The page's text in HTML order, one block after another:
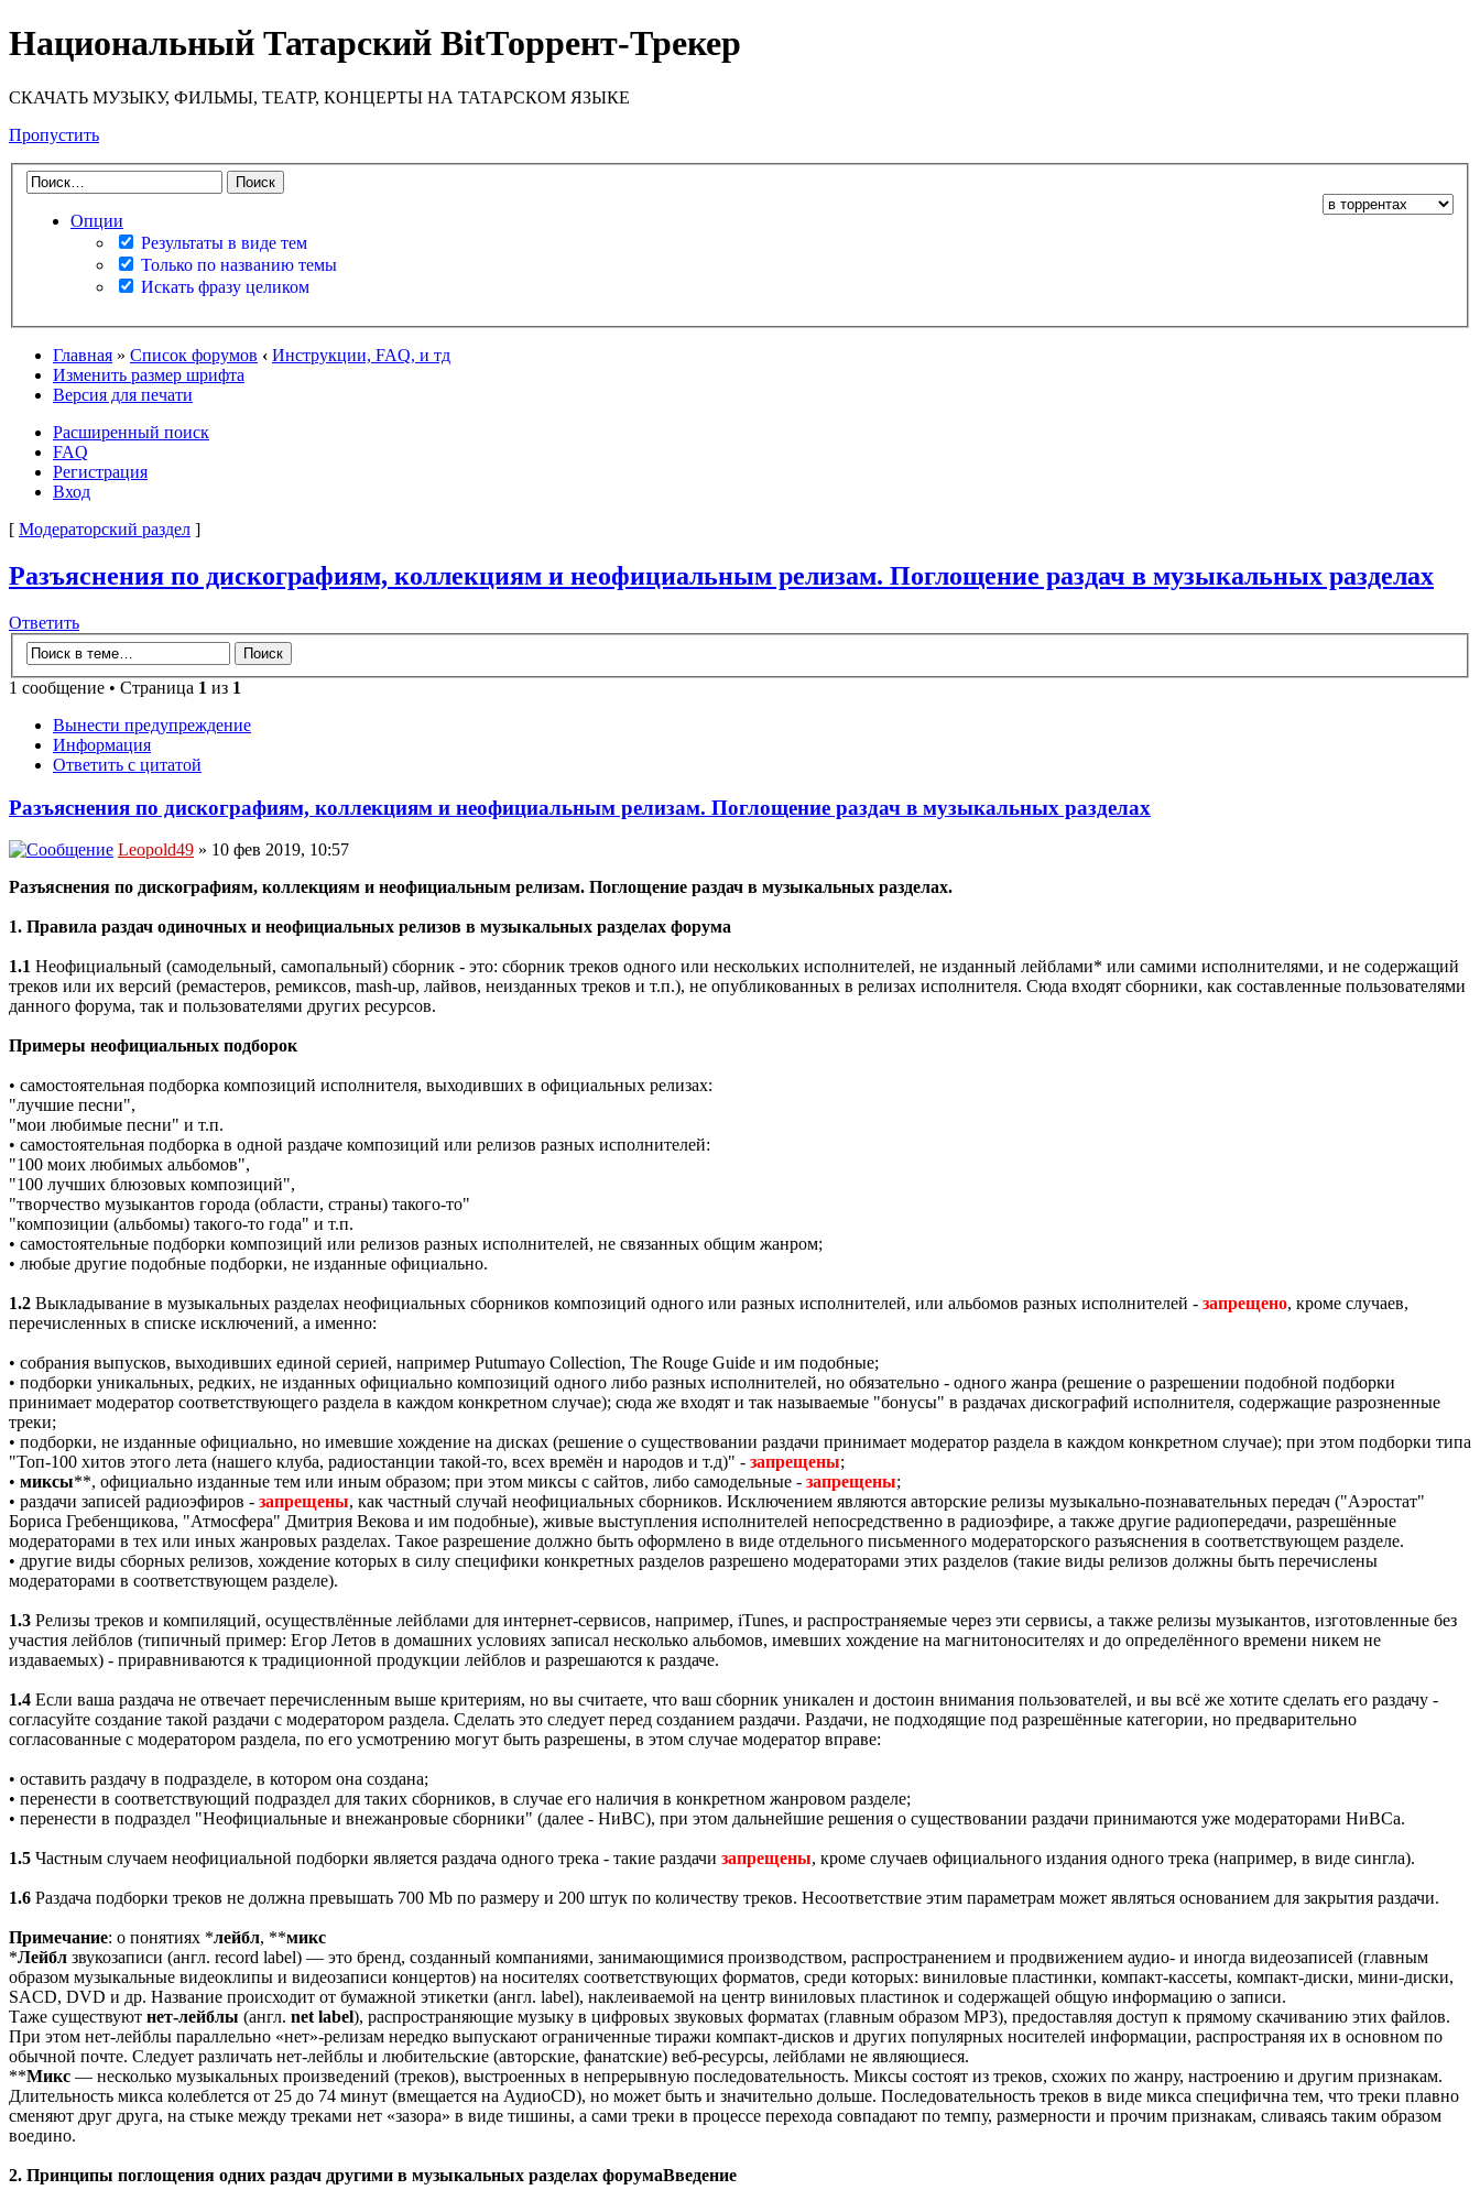
Национальный Татарский BitТоррент-Трекер
СКАЧАТЬ МУЗЫКУ, ФИЛЬМЫ, ТЕАТР, КОНЦЕРТЫ НА ТАТАРСКОМ ЯЗЫКЕ
Пропустить
Опции
Результаты в виде тем
Только по названию темы
Искать фразу целиком
Главная » Список форумов ‹ Инструкции, FAQ, и тд
Изменить размер шрифта
Версия для печати
Расширенный поиск
FAQ
Регистрация
Вход
[ Модераторский раздел ]
Разъяснения по дискографиям, коллекциям и неофициальным релизам. Поглощение раздач в музыкальных разделах
Ответить
1 сообщение • Страница 1 из 1
Вынести предупреждение
Информация
Ответить с цитатой
Разъяснения по дискографиям, коллекциям и неофициальным релизам. Поглощение раздач в музыкальных разделах
Leopold49 » 10 фев 2019, 10:57
Разъяснения по дискографиям, коллекциям и неофициальным релизам. Поглощение раздач в музыкальных разделах.
1. Правила раздач одиночных и неофициальных релизов в музыкальных разделах форума
1.1 Неофициальный (самодельный, самопальный) сборник - это: сборник треков одного или нескольких исполнителей, не изданный лейблами* или самими исполнителями, и не содержащий
треков или их версий (ремастеров, ремиксов, mash-up, лайвов, неизданных треков и т.п.), не опубликованных в релизах исполнителя. Сюда входят сборники, как составленные пользователями
данного форума, так и пользователями других ресурсов.
Примеры неофициальных подборок
• самостоятельная подборка композиций исполнителя, выходивших в официальных релизах:
"лучшие песни",
"мои любимые песни" и т.п.
• самостоятельная подборка в одной раздаче композиций или релизов разных исполнителей:
"100 моих любимых альбомов",
"100 лучших блюзовых композиций",
"творчество музыкантов города (области, страны) такого-то"
"композиции (альбомы) такого-то года" и т.п.
• самостоятельные подборки композиций или релизов разных исполнителей, не связанных общим жанром;
• любые другие подобные подборки, не изданные официально.
1.2 Выкладывание в музыкальных разделах неофициальных сборников композиций одного или разных исполнителей, или альбомов разных исполнителей - запрещено, кроме случаев,
перечисленных в списке исключений, а именно:
• собрания выпусков, выходивших единой серией, например Putumayo Collection, The Rouge Guide и им подобные;
• подборки уникальных, редких, не изданных официально композиций одного либо разных исполнителей, но обязательно - одного жанра (решение о разрешении подобной подборки
принимает модератор соответствующего раздела в каждом конкретном случае); сюда же входят и так называемые "бонусы" в раздачах дискографий исполнителя, содержащие разрозненные
треки;
• подборки, не изданные официально, но имевшие хождение на дисках (решение о существовании раздачи принимает модератор раздела в каждом конкретном случае); при этом подборки типа
"Топ-100 хитов этого лета (нашего клуба, радиостанции такой-то, всех времён и народов и т.д)" - запрещены;
• миксы**, официально изданные тем или иным образом; при этом миксы с сайтов, либо самодельные - запрещены;
• раздачи записей радиоэфиров - запрещены, как частный случай неофициальных сборников. Исключением являются авторские релизы музыкально-познавательных передач ("Аэростат"
Бориса Гребенщикова, "Атмосфера" Дмитрия Векова и им подобные), живые выступления исполнителей непосредственно в радиоэфире, а также другие радиопередачи, разрешённые
модераторами в тех или иных жанровых разделах. Такое разрешение должно быть оформлено в виде отдельного письменного модераторского разъяснения в соответствующем разделе.
• другие виды сборных релизов, хождение которых в силу специфики конкретных разделов разрешено модераторами этих разделов (такие виды релизов должны быть перечислены
модераторами в соответствующем разделе).
1.3 Релизы треков и компиляций, осуществлённые лейблами для интернет-сервисов, например, iTunes, и распространяемые через эти сервисы, а также релизы музыкантов, изготовленные без
участия лейблов (типичный пример: Егор Летов в домашних условиях записал несколько альбомов, имевших хождение на магнитоносителях и до определённого времени никем не
издаваемых) - приравниваются к традиционной продукции лейблов и разрешаются к раздаче.
1.4 Если ваша раздача не отвечает перечисленным выше критериям, но вы считаете, что ваш сборник уникален и достоин внимания пользователей, и вы всё же хотите сделать его раздачу -
согласуйте создание такой раздачи с модератором раздела. Сделать это следует перед созданием раздачи. Раздачи, не подходящие под разрешённые категории, но предварительно
согласованные с модератором раздела, по его усмотрению могут быть разрешены, в этом случае модератор вправе:
• оставить раздачу в подразделе, в котором она создана;
• перенести в соответствующий подраздел для таких сборников, в случае его наличия в конкретном жанровом разделе;
• перенести в подраздел "Неофициальные и внежанровые сборники" (далее - НиВС), при этом дальнейшие решения о существовании раздачи принимаются уже модераторами НиВСа.
1.5 Частным случаем неофициальной подборки является раздача одного трека - такие раздачи запрещены, кроме случаев официального издания одного трека (например, в виде сингла).
1.6 Раздача подборки треков не должна превышать 700 Mb по размеру и 200 штук по количеству треков. Несоответствие этим параметрам может являться основанием для закрытия раздачи.
Примечание: о понятиях *лейбл, **микс
*Лейбл звукозаписи (англ. record label) — это бренд, созданный компаниями, занимающимися производством, распространением и продвижением аудио- и иногда видеозаписей (главным
образом музыкальные видеоклипы и видеозаписи концертов) на носителях соответствующих форматов, среди которых: виниловые пластинки, компакт-кассеты, компакт-диски, мини-диски,
SACD, DVD и др. Название происходит от бумажной этикетки (англ. label), наклеиваемой на центр виниловых пластинок и содержащей общую информацию о записи.
Таже существуют нет-лейблы (англ. net label), распространяющие музыку в цифровых звуковых форматах (главным образом MP3), предоставляя доступ к прямому скачиванию этих файлов.
При этом нет-лейблы параллельно «нет»-релизам нередко выпускают ограниченные тиражи компакт-дисков и других популярных носителей информации, распространяя их в основном по
обычной почте. Следует различать нет-лейблы и любительские (авторские, фанатские) веб-ресурсы, лейблами не являющиеся.
**Микс — несколько музыкальных произведений (треков), выстроенных в непрерывную последовательность. Миксы состоят из треков, схожих по жанру, настроению и другим признакам.
Длительность микса колеблется от 25 до 74 минут (вмещается на АудиоCD), но может быть и значительно дольше. Последовательность треков в виде микса специфична тем, что треки плавно
сменяют друг друга, на стыке между треками нет «зазора» в виде тишины, а сами треки в процессе перехода совпадают по темпу, размерности и прочим признакам, сливаясь таким образом
воедино.
2. Принципы поглощения одних раздач другими в музыкальных разделах форумаВведение